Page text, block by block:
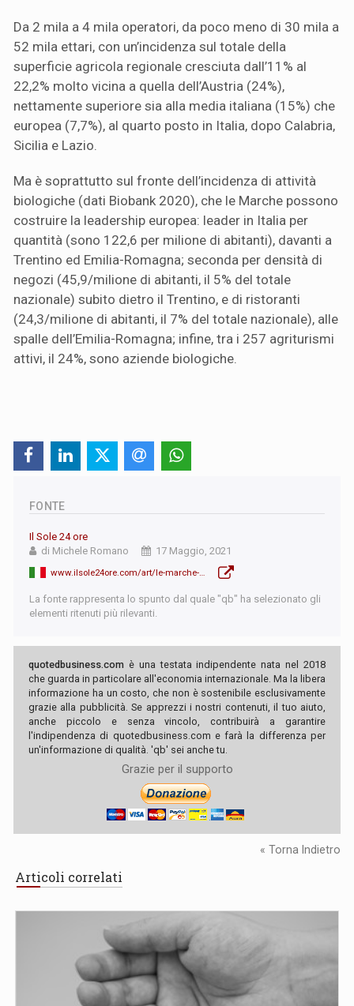
Da 2 mila a 4 mila operatori, da poco meno di 30 mila a
52 mila ettari, con un’incidenza sul totale della
superficie agricola regionale cresciuta dall’11% al
22,2% molto vicina a quella dell’Austria (24%),
nettamente superiore sia alla media italiana (15%) che
europea (7,7%), al quarto posto in Italia, dopo Calabria,
Sicilia e Lazio.
Ma è soprattutto sul fronte dell’incidenza di attività
biologiche (dati Biobank 2020), che le Marche possono
costruire la leadership europea: leader in Italia per
quantità (sono 122,6 per milione di abitanti), davanti a
Trentino ed Emilia-Romagna; seconda per densità di
negozi (45,9/milione di abitanti, il 5% del totale
nazionale) subito dietro il Trentino, e di ristoranti
(24,3/milione di abitanti, il 7% del totale nazionale), alle
spalle dell’Emilia-Romagna; infine, tra i 257 agriturismi
attivi, il 24%, sono aziende biologiche.
FONTE
Il Sole 24 ore
di Michele Romano
17 Maggio, 2021
www.ilsole24ore.com/art/le-marche-scommettono-biologico-tre-anni-il-primato-europa-AEIVS2C
La fonte rappresenta lo spunto dal quale "qb" ha selezionato gli
elementi ritenuti più rilevanti.
quotedbusiness.com è una testata indipendente nata nel 2018
che guarda in particolare all'economia internazionale. Ma la libera
informazione ha un costo, che non è sostenibile esclusivamente
grazie alla pubblicità. Se apprezzi i nostri contenuti, il tuo aiuto,
anche piccolo e senza vincolo, contribuirà a garantire
l'indipendenza di quotedbusiness.com e farà la differenza per
un'informazione di qualità. 'qb' sei anche tu.
Grazie per il supporto
« Torna Indietro
Articoli correlati